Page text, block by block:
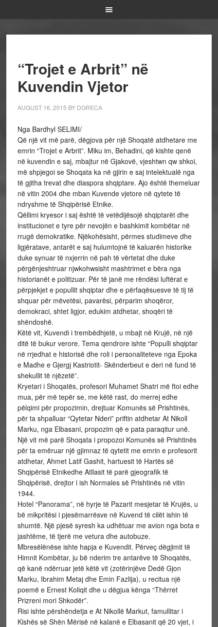
“Trojet e Arbrit” në
Kuvendin Vjetor
AUGUST 16, 2015 BY DGRECA
Nga Bardhyl SELIMI/
Që një vit më parë, dëgjova për një Shoqatë atdhetare me
emrin “Trojet e Arbrit”. Miku im, Behadini, që kishte qenë
në kuvendin e saj, mbajtur në Gjakovë, vjeshtwn qw shkoi,
më shpjegoi se Shoqata ka në gjirin e saj intelektualë nga
të gjitha trevat dhe diaspora shqiptare. Ajo është themeluar
në vitin 2004 dhe mban Kuvende vjetore në qytete të
ndryshme të Shqipërisë Etnike.
Qëllimi kryesor i saj është të vetëdijësojë shqiptarët dhe
institucionet e tyre për nevojën e bashkimit kombëtar në
rrugë demokratike. Njëkohësisht, përmes studimeve dhe
ligjëratave, antarët e saj hulumtojnë të kaluarën historike
duke synuar të nxjerrin në pah të vërtetat dhe duke
përgënjeshtruar njwkohwsisht mashtrimet e bëra nga
historianët e politizuar. Për të janë me rëndësi luftërat e
përpjekjet e popullit shqiptar dhe e përfaqësuesve të tij të
shquar për mëvetësi, pavarësi, përparim shoqëror,
demokraci, shtet ligjor, edukim atdhetar, shoqëri të
shëndoshë.
Këtë vit, Kuvendi i trembëdhjetë, u mbajt në Krujë, në një
ditë të bukur verore. Tema qendrore ishte “Populli shqiptar
në rrjedhat e historisë dhe roli i personaliteteve nga Epoka
e Madhe e Gjergj Kastriotit- Skënderbeut e deri në fund të
shekullit të njëzetë”.
Kryetari i Shoqatës, profesori Muhamet Shatri më ftoi edhe
mua, për më tepër se, me këtë rast, do merrej edhe
pëlqimi për propozimin, drejtuar Komunës së Prishtinës,
për ta shpalluar “Qytetar Nderi” priftin atdhetar At Nikoll
Marku, nga Elbasani, propozim që e pata paraqitur unë.
Një vit më parë Shoqata i propozoi Komunës së Prishtinës
për ta emëruar një gjimnaz të qytetit me emrin e profesorit
atdhetar, Ahmet Latif Gashit, hartuesit të Hartës së
Shqipërisë Etnikedhe Atllasit të parë gjeografik të
Shqipërisë, drejtor i ish Normales së Prishtinës në vitin
1944.
Hotel “Panorama”, në hyrje të Pazarit mesjetar të Krujës, u
bë mikpritësi i pjesëmarrësve në Kuvend të cilët ishin të
shumtë. Një pjesë syresh ka udhëtuar me avion nga bota e
jashtëme, të tjerë me vetura dhe autobuze.
Mbresëlënëse ishte hapja e Kuvendit. Përveç dëgjimit të
Himnit Kombëtar, ju bë nderim tre antarëve të Shoqatës,
që kanë ndërruar jetë këtë vit (zotërinjëve Dedë Gjon
Marku, Ibrahim Metaj dhe Emin Fazlija), u recitua një
poemë e Ernest Koliqit dhe u dëgjua kënga “Thërret
Prizreni mori Shkodër”.
Risi ishte përshëndetja e At Nikollë Markut, famullitar i
Kishës së Shën Mërisë në kalanë e Elbasanit që 20 vjet, i